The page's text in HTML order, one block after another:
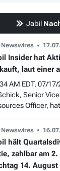
Jabil
Newswires
Insider hat
laut einer
AM EDT, 07/
Senior
Officer,
Newswires
hält
zahlbar am
14. August